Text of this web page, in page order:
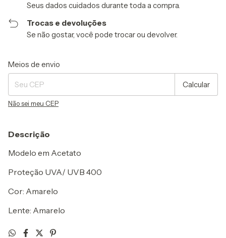
Seus dados cuidados durante toda a compra.
Trocas e devoluções
Se não gostar, você pode trocar ou devolver.
Entregas para o CEP:
Meios de envio
Calcular
Não sei meu CEP
Descrição
Modelo em Acetato
Proteção UVA/ UVB 400
Cor: Amarelo
Lente: Amarelo